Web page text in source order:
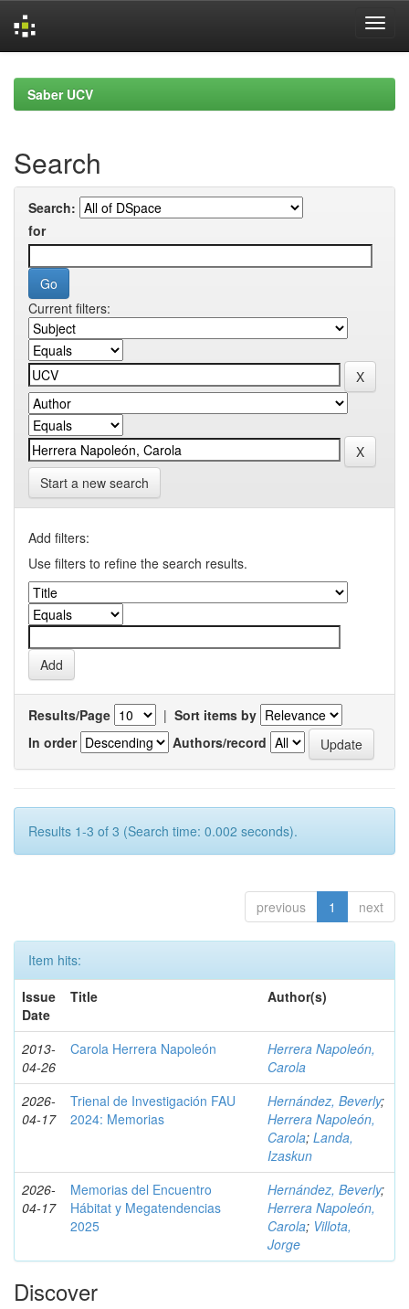
navigationSaber UCV
Search
Search:
for
Current filters:
Start a new search
Add filters:
Use filters to refine the search results.
Results/Page | Sort items by
In order
Authors/record
Results 1-3 of 3 (Search time: 0.002 seconds).
previous 1 next
Item hits:
Issue
Date
Title Author(s)
2013-
04-26
Carola Herrera Napoleón
Herrera Napoleón,
Carola
2026-
04-17
Trienal de Investigación FAU
2024: Memorias
Hernández, Beverly;
Herrera Napoleón,
Carola; Landa,
Izaskun
2026-
04-17
Memorias del Encuentro
Hábitat y Megatendencias
2025
Hernández, Beverly;
Herrera Napoleón,
Carola; Villota,
Jorge
Discover